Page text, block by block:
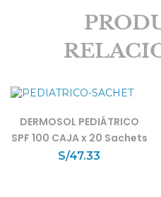
DERMOSOL PEDIÁTRICO
SPF 100 CAJA x 20 Sachets
S/47.33